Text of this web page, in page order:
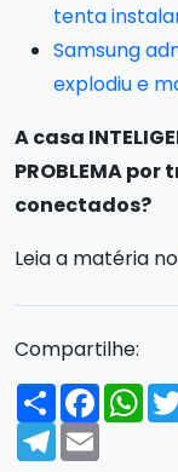
tenta
Samsung
explodiu e
A casa
PROBLEMA por
conectados?
Leia a matéria no
Compartilhe:
Telegram
Email